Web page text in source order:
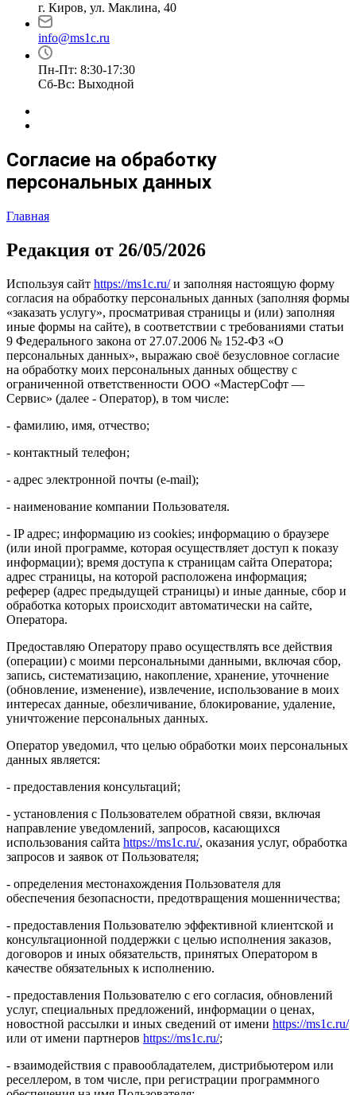
г. Киров, ул. Маклина, 40
info@ms1c.ru
Пн-Пт: 8:30-17:30
Cб-Вс: Выходной
Согласие на обработку
персональных данных
Главная
Редакция от 26/05/2026
Используя сайт https://ms1c.ru/и заполняя настоящую форму
согласия на обработку персональных данных (заполняя формы
«заказать услугу», просматривая страницы и (или) заполняя
иные формы на сайте), в соответствии с требованиями статьи
9 Федерального закона от 27.07.2006 № 152-ФЗ «О
персональных данных», выражаю своё безусловное согласие
на обработку моих персональных данных обществу с
ограниченной ответственности ООО «МастерСофт —
Сервис» (далее - Оператор), в том числе:
- фамилию, имя, отчество;
- контактный телефон;
- адрес электронной почты (e-mail);
- наименование компании Пользователя.
- IP адрес; информацию из cookies; информацию о браузере
(или иной программе, которая осуществляет доступ к показу
информации); время доступа к страницам сайта Оператора;
адрес страницы, на которой расположена информация;
реферер (адрес предыдущей страницы) и иные данные, сбор и
обработка которых происходит автоматически на сайте,
Оператора.
Предоставляю Оператору право осуществлять все действия
(операции) с моими персональными данными, включая сбор,
запись, систематизацию, накопление, хранение, уточнение
(обновление, изменение), извлечение, использование в моих
интересах данные, обезличивание, блокирование, удаление,
уничтожение персональных данных.
Оператор уведомил, что целью обработки моих персональных
данных является:
- предоставления консультаций;
- установления с Пользователем обратной связи, включая
направление уведомлений, запросов, касающихся
использования сайта https://ms1c.ru/, оказания услуг, обработка
запросов и заявок от Пользователя;
- определения местонахождения Пользователя для
обеспечения безопасности, предотвращения мошенничества;
- предоставления Пользователю эффективной клиентской и
консультационной поддержки с целью исполнения заказов,
договоров и иных обязательств, принятых Оператором в
качестве обязательных к исполнению.
- предоставления Пользователю с его согласия, обновлений
услуг, специальных предложений, информации о ценах,
новостной рассылки и иных сведений от имени https://ms1c.ru/
или от имени партнеров https://ms1c.ru/;
- взаимодействия с правообладателем, дистрибьютером или
реселлером, в том числе, при регистрации программного